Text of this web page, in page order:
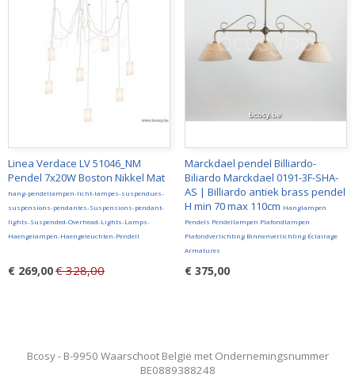
Linea Verdace LV 51046_NM
Pendel 7x20W Boston Nikkel Mat
hang-pendellampen-licht-lampes-suspendues-
suspensions-pendantes-Suspensions-pendant-
lights-Suspended-Overhead-Lights-Lamps-
Haengelampen-Haengeleuchten-Pendell
€ 269,00€ 328,00
Marckdael pendel Billiardo-
Biliardo Marckdael 0191-3F-SHA-
AS | Billiardo antiek brass pendel
H min 70 max 110cm Hanglampen
Pendels Pendellampen Plafondlampen
Plafondverlichting Binnenverlichting Éclairage
Armatures
€ 375,00
Bcosy - B-9950 Waarschoot België met Ondernemingsnummer
BE0889388248